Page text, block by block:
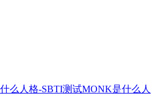
么人格-SBTI测试MONK是什么人